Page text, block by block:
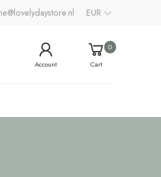
EUR
Account
0
Cart